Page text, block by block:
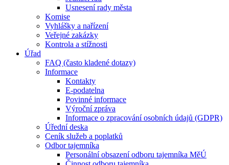
Usnesení rady města
Komise
Vyhlášky a nařízení
Veřejné zakázky
Kontrola a stížnosti
Úřad
FAQ (často kladené dotazy)
Informace
Kontakty
E-podatelna
Povinné informace
Výroční zpráva
Informace o zpracování osobních údajů (GDPR)
Úřední deska
Ceník služeb a poplatků
Odbor tajemníka
Personální obsazení odboru tajemníka MěÚ